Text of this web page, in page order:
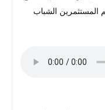
المستثمرين الشباب